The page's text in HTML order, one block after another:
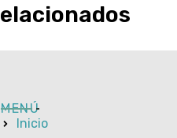
MENÚ
Inicio